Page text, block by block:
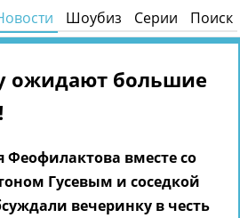
Шоубиз Серии Поиск
ожидают большие
Феофилактова вместе со
Гусевым и соседкой
вечеринку в честь